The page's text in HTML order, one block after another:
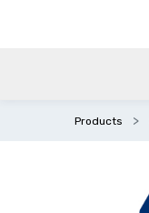
Products